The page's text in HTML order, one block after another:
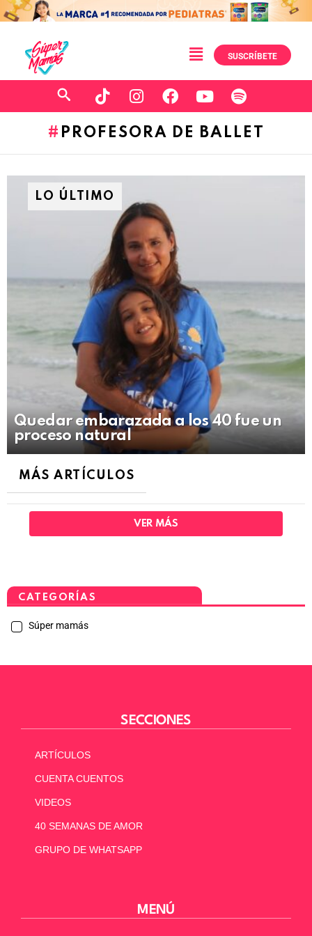
SUSCRÍBETE
PROFESORA DE BALLET
LO ÚLTIMO
Quedar embarazada a los 40 fue un
proceso natural
MÁS ARTÍCULOS
VER MÁS
CATEGORÍAS
Súper mamás
SECCIONES
ARTÍCULOS
CUENTA CUENTOS
VIDEOS
40 SEMANAS DE AMOR
GRUPO DE WHATSAPP
MENÚ